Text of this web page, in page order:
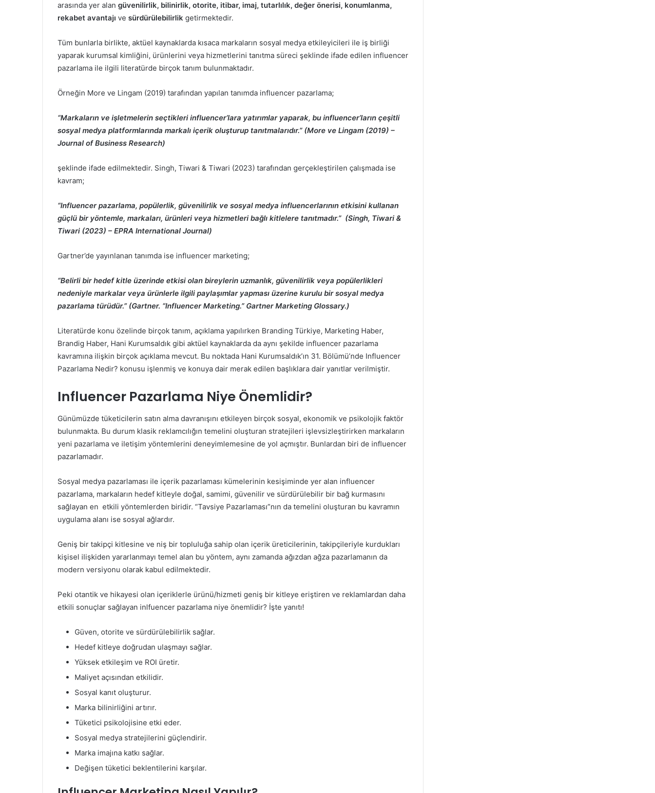
arasında yer alan güvenilirlik, bilinirlik, otorite, itibar, imaj, tutarlılık, değer önerisi, konumlanma,
rekabet avantajı ve sürdürülebilirlik getirmektedir.
Tüm bunlarla birlikte, aktüel kaynaklarda kısaca markaların sosyal medya etkileyicileri ile iş birliği
yaparak kurumsal kimliğini, ürünlerini veya hizmetlerini tanıtma süreci şeklinde ifade edilen influencer
pazarlama ile ilgili literatürde birçok tanım bulunmaktadır.
Örneğin More ve Lingam (2019) tarafından yapılan tanımda influencer pazarlama;
“Markaların ve işletmelerin seçtikleri influencer’lara yatırımlar yaparak, bu influencer’ların çeşitli
sosyal medya platformlarında markalı içerik oluşturup tanıtmalarıdır.” (More ve Lingam (2019) –
Journal of Business Research)
şeklinde ifade edilmektedir. Singh, Tiwari & Tiwari (2023) tarafından gerçekleştirilen çalışmada ise
kavram;
“Influencer pazarlama, popülerlik, güvenilirlik ve sosyal medya influencerlarının etkisini kullanan
güçlü bir yöntemle, markaları, ürünleri veya hizmetleri bağlı kitlelere tanıtmadır.” (Singh, Tiwari &
Tiwari (2023) – EPRA International Journal)
Gartner’de yayınlanan tanımda ise influencer marketing;
“Belirli bir hedef kitle üzerinde etkisi olan bireylerin uzmanlık, güvenilirlik veya popülerlikleri
nedeniyle markalar veya ürünlerle ilgili paylaşımlar yapması üzerine kurulu bir sosyal medya
pazarlama türüdür.” (Gartner. “Influencer Marketing.” Gartner Marketing Glossary.)
Literatürde konu özelinde birçok tanım, açıklama yapılırken Branding Türkiye, Marketing Haber,
Brandig Haber, Hani Kurumsaldık gibi aktüel kaynaklarda da aynı şekilde influencer pazarlama
kavramına ilişkin birçok açıklama mevcut. Bu noktada Hani Kurumsaldık’ın 31. Bölümü’nde Influencer
Pazarlama Nedir? konusu işlenmiş ve konuya dair merak edilen başlıklara dair yanıtlar verilmiştir.
Influencer Pazarlama Niye Önemlidir?
Günümüzde tüketicilerin satın alma davranışını etkileyen birçok sosyal, ekonomik ve psikolojik faktör
bulunmakta. Bu durum klasik reklamcılığın temelini oluşturan stratejileri işlevsizleştirirken markaların
yeni pazarlama ve iletişim yöntemlerini deneyimlemesine de yol açmıştır. Bunlardan biri de influencer
pazarlamadır.
Sosyal medya pazarlaması ile içerik pazarlaması kümelerinin kesişiminde yer alan influencer
pazarlama, markaların hedef kitleyle doğal, samimi, güvenilir ve sürdürülebilir bir bağ kurmasını
sağlayan en etkili yöntemlerden biridir. “Tavsiye Pazarlaması”nın da temelini oluşturan bu kavramın
uygulama alanı ise sosyal ağlardır.
Geniş bir takipçi kitlesine ve niş bir topluluğa sahip olan içerik üreticilerinin, takipçileriyle kurdukları
kişisel ilişkiden yararlanmayı temel alan bu yöntem, aynı zamanda ağızdan ağza pazarlamanın da
modern versiyonu olarak kabul edilmektedir.
Peki otantik ve hikayesi olan içeriklerle ürünü/hizmeti geniş bir kitleye eriştiren ve reklamlardan daha
etkili sonuçlar sağlayan inlfuencer pazarlama niye önemlidir? İşte yanıtı!
Güven, otorite ve sürdürülebilirlik sağlar.
Hedef kitleye doğrudan ulaşmayı sağlar.
Yüksek etkileşim ve ROI üretir.
Maliyet açısından etkilidir.
Sosyal kanıt oluşturur.
Marka bilinirliğini artırır.
Tüketici psikolojisine etki eder.
Sosyal medya stratejilerini güçlendirir.
Marka imajına katkı sağlar.
Değişen tüketici beklentilerini karşılar.